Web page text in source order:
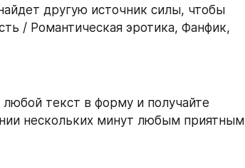
другую источник силы, чтобы
/ Романтическая эротика, Фанфик,
текст в форму и получайте
нескольких минут любым приятным